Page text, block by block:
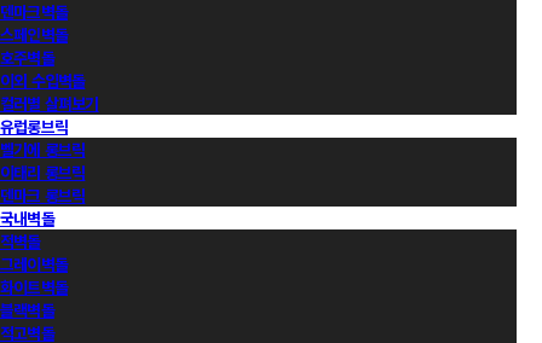
덴마크벽돌
스페인벽돌
호주벽돌
이외 수입벽돌
컬러별 살펴보기
유럽롱브릭
벨기에 롱브릭
이태리 롱브릭
덴마크 롱브릭
국내벽돌
적벽돌
그레이벽돌
화이트벽돌
블랙벽돌
적고벽돌